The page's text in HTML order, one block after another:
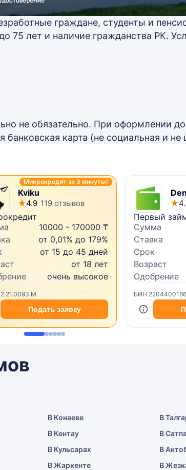
граждане, студенты и
75 лет и наличие гражданства РК.
не обязательно. При оформлении
банковская карта (не социальная и не
Микрокредит за 3 минуты!
Kviku
4.9 119 отзывов
10000 - 170000 ₸
от 0,01% до 179%
от 15 до 45 дней
от 18 лет
очень высокое
Подать заявку
Первый
Сумма
Ставка
Срок
Возраст
Одобрение
БИН
В Конаеве
В
В Кентау
В
В Кульсарах
В
В Жаркенте
В